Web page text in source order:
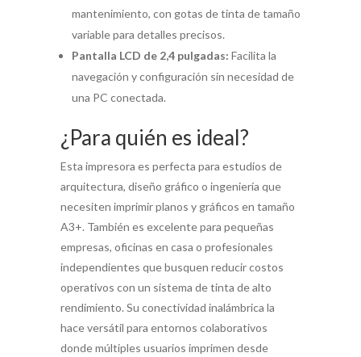
mantenimiento, con gotas de tinta de tamaño
variable para detalles precisos.
Pantalla LCD de 2,4 pulgadas: Facilita la
navegación y configuración sin necesidad de
una PC conectada.
¿Para quién es ideal?
Esta impresora es perfecta para estudios de
arquitectura, diseño gráfico o ingeniería que
necesiten imprimir planos y gráficos en tamaño
A3+. También es excelente para pequeñas
empresas, oficinas en casa o profesionales
independientes que busquen reducir costos
operativos con un sistema de tinta de alto
rendimiento. Su conectividad inalámbrica la
hace versátil para entornos colaborativos
donde múltiples usuarios imprimen desde